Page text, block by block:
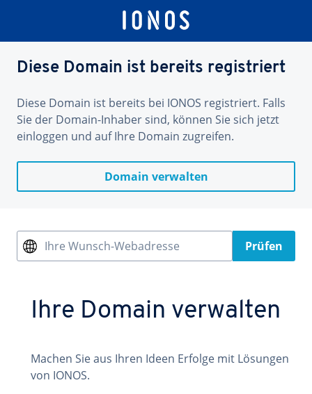
Diese Domain ist bereits registriert
Diese Domain ist bereits bei IONOS registriert. Falls
Sie der Domain-Inhaber sind, können Sie sich jetzt
einloggen und auf Ihre Domain zugreifen.
Domain verwalten
Ihre Wunsch-Webadresse Prüfen
Ihre Domain verwalten
Machen Sie aus Ihren Ideen Erfolge mit Lösungen
von IONOS.